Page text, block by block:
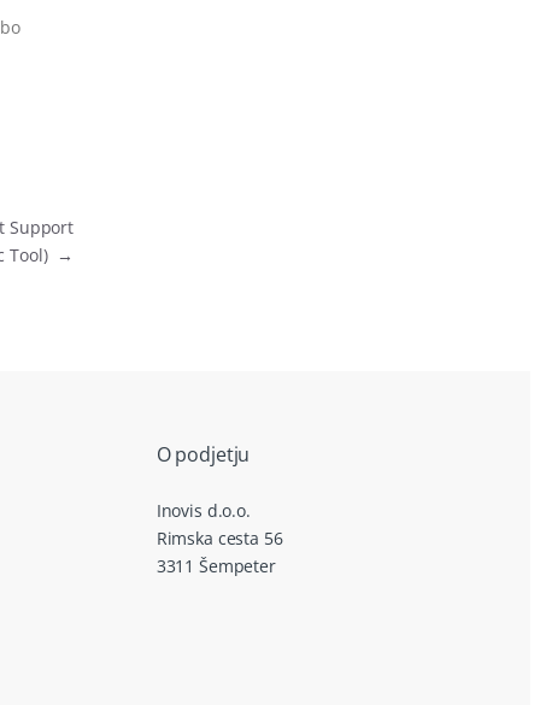
Support
Tool) →
O podjetju
Inovis d.o.o.
Rimska cesta 56
3311 Šempeter